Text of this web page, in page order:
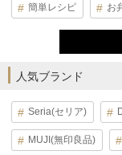
簡単レシピ お
人気ブランド
Seria(セリア)
MUJI(無印良品)